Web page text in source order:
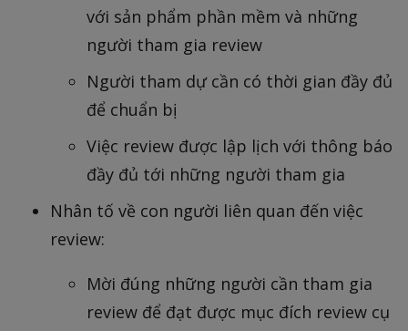
với sản phẩm phần mềm và những
người tham gia review
Người tham dự cần có thời gian đầy đủ
để chuẩn bị
Việc review được lập lịch với thông báo
đầy đủ tới những người tham gia
Nhân tố về con người liên quan đến việc
review:
Mời đúng những người cần tham gia
review để đạt được mục đích review cụ